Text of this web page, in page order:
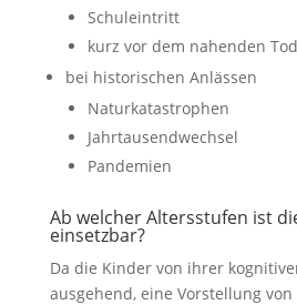
Schuleintritt
kurz vor dem nahenden Tod
bei historischen Anlässen
Naturkatastrophen
Jahrtausendwechsel
Pandemien
Ab welcher Altersstufen ist
einsetzbar?
Da die Kinder von ihrer
ausgehend, eine Vorstellung